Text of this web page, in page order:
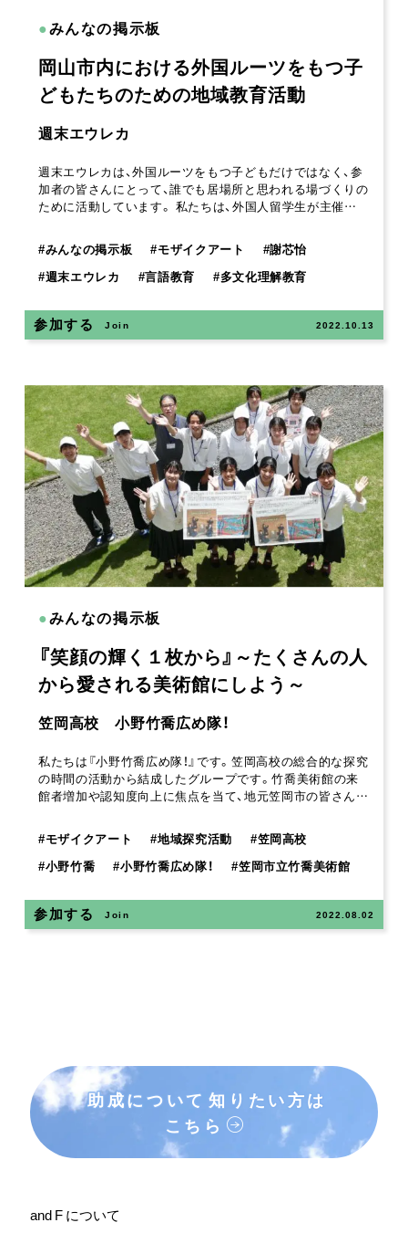
●みんなの掲示板
岡山市内における外国ルーツをもつ子
どもたちのための地域教育活動
週末エウレカ
週末エウレカは、外国ルーツをもつ子どもだけではなく、参
加者の皆さんにとって、誰でも居場所と思われる場づくりの
ために活動しています。 私たちは、外国人留学生が主催…
#みんなの掲示板 #モザイクアート #謝芯怡
#週末エウレカ #言語教育 #多文化理解教育
参加する Join 2022.10.13
●みんなの掲示板
『笑顔の輝く１枚から』～たくさんの人
から愛される美術館にしよう～
笠岡高校 小野竹喬広め隊！
私たちは『小野竹喬広め隊！』です。笠岡高校の総合的な探究
の時間の活動から結成したグループです。竹喬美術館の来
館者増加や認知度向上に焦点を当て、地元笠岡市の皆さん…
#モザイクアート #地域探究活動 #笠岡高校
#小野竹喬 #小野竹喬広め隊！ #笠岡市立竹喬美術館
参加する Join 2022.08.02
助成について 知りたい方は
こちら
and F について